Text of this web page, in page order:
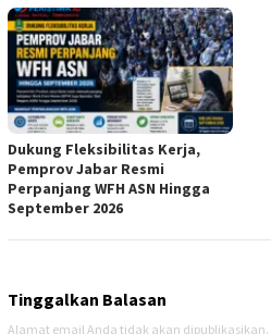
Dukung Fleksibilitas Kerja,
Pemprov Jabar Resmi
Perpanjang WFH ASN Hingga
September 2026
Tinggalkan Balasan
Alamat email Anda tidak akan dipublikasikan.